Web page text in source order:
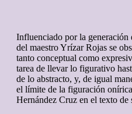
Influenciado por la
del maestro Yrízar Rojas se
tanto conceptual como
tarea de llevar lo figurativo
de lo abstracto, y, de igual
el límite de la figuración
Hernández Cruz en el texto de